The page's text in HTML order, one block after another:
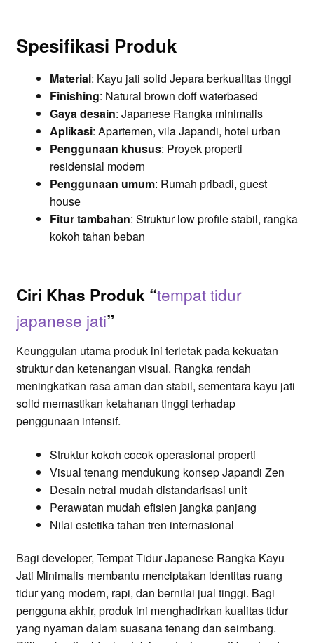
Spesifikasi Produk
Material: Kayu jati solid Jepara berkualitas tinggi
Finishing: Natural brown doff waterbased
Gaya desain: Japanese Rangka minimalis
Aplikasi: Apartemen, vila Japandi, hotel urban
Penggunaan khusus: Proyek properti
residensial modern
Penggunaan umum: Rumah pribadi, guest
house
Fitur tambahan: Struktur low profile stabil, rangka
kokoh tahan beban
Ciri Khas Produk “tempat tidur
japanese jati”
Keunggulan utama produk ini terletak pada kekuatan
struktur dan ketenangan visual. Rangka rendah
meningkatkan rasa aman dan stabil, sementara kayu jati
solid memastikan ketahanan tinggi terhadap
penggunaan intensif.
Struktur kokoh cocok operasional properti
Visual tenang mendukung konsep Japandi Zen
Desain netral mudah distandarisasi unit
Perawatan mudah efisien jangka panjang
Nilai estetika tahan tren internasional
Bagi developer, Tempat Tidur Japanese Rangka Kayu
Jati Minimalis membantu menciptakan identitas ruang
tidur yang modern, rapi, dan bernilai jual tinggi. Bagi
pengguna akhir, produk ini menghadirkan kualitas tidur
yang nyaman dalam suasana tenang dan seimbang.